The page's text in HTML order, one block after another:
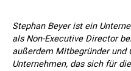
Stephan Beyer ist ein
als Non-Executive Director
außerdem Mitbegründer und
Unternehmen, das sich für